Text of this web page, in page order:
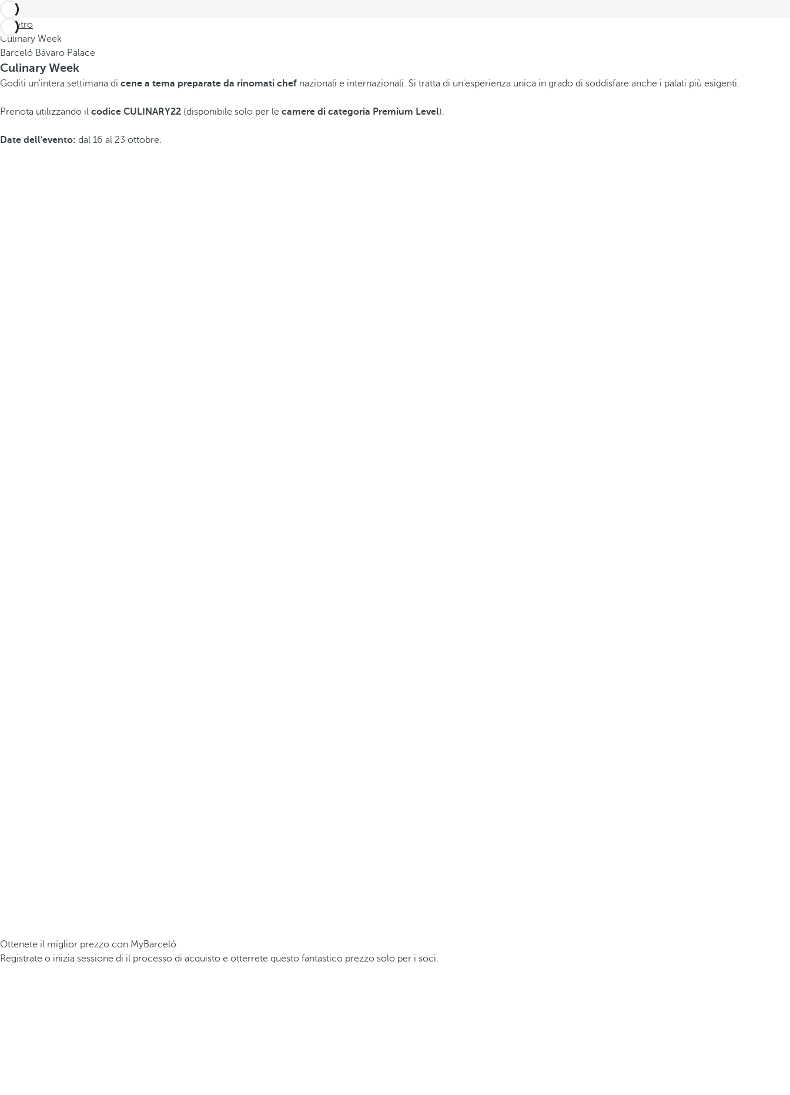
Indietro
Culinary Week
Barceló Bávaro Palace
Culinary Week
Goditi un'intera settimana di cene a tema preparate da rinomati chef nazionali e internazionali. Si tratta di un'esperienza unica in grado di soddisfare anche i palati più esigenti.
Prenota utilizzando il codice CULINARY22 (disponibile solo per le camere di categoria Premium Level).
Date dell'evento: dal 16 al 23 ottobre.
Ottenete il miglior prezzo con MyBarceló
Registrate o inizia sessione di il processo di acquisto e otterrete questo fantastico prezzo solo per i soci.